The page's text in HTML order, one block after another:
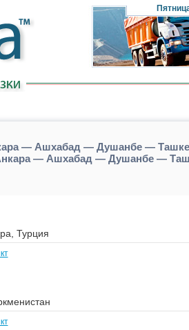
— Ашхабад — Душанбе —
Анкара — Ашхабад — Душанбе —